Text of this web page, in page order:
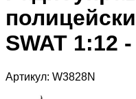
SWAT 1:12
Артикул: W3828N